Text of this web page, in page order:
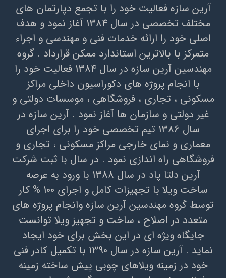
آرين سازه فعاليت خود را با تجمع دپارتمان هاي
مختلف تخصصي در سال 1384 آغاز نمود و هدف
اصلي خود را ارائه خدمات فني و مهندسي و اجراء
متمرکز با بالاترين استاندارد ممکن قرارداد . گروه
مهندسين آرين سازه در سال 1384 فعاليت خود را
با انجام پروژه هاي دکوراسيون داخلي مراکز
مسکوني ، تجاري ، فروشگاهي ، موسسات دولتي و
غير دولتي و سازمان ها آغاز نمود . آرين سازه در
سال 1386 تيم تخصصي خود را براي اجراي
معماري و نماي خارجي مراکز مسکوني ، تجاري و
فروشگاهي راه اندازي نمود . در سال با ثبت شرکت
آرین دلتا پاد در سال 1388 با ورود به عرصه
ساخت ويلا با تجهيزات کامل و اجراي 100 % کار
توسط گروه مهندسين آرين سازه وانجام پروژه هاي
متعدد در اصلاح ، ساخت و تجهيز ويلا توانست
جايگاه ويژه اي در اين بخش براي خود ايجاد
نمايد . آرين سازه در سال 1390 با تکميل کادر فني
خود در زمينه ويلاهاي چوبي پيش ساخته زمينه